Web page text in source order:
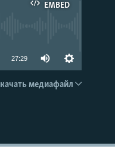
EMBED
EMBED
27:29
медиафайл